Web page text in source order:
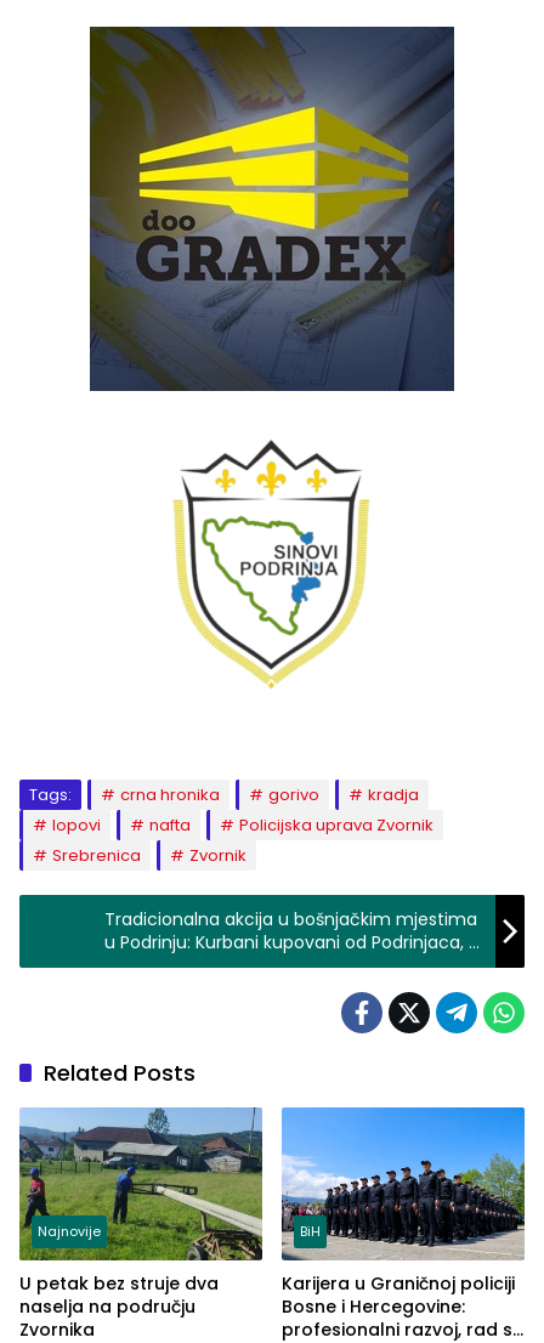
Tags: crna hronika gorivo
kradja
lopovi
nafta
Policijska uprava Zvornik
Srebrenica
Zvornik
Tradicionalna akcija u bošnjačkim mjestima
u Podrinju: Kurbani kupovani od Podrinjaca, a
potom dijeljeni socijalno ugroženom
Related Posts
Najnovije
U petak bez struje dva
naselja na području
Zvornika
BiH
Karijera u Graničnoj policiji
Bosne i Hercegovine:
profesionalni razvoj, rad sa